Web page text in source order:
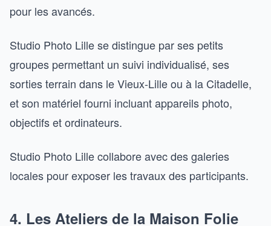
pour les avancés.
Studio Photo Lille se distingue par ses petits
groupes permettant un suivi individualisé, ses
sorties terrain dans le Vieux-Lille ou à la Citadelle,
et son matériel fourni incluant appareils photo,
objectifs et ordinateurs.
Studio Photo Lille collabore avec des galeries
locales pour exposer les travaux des participants.
4. Les Ateliers de la Maison Folie